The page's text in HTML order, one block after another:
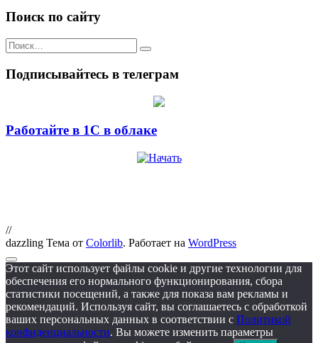
Поиск по сайту
Искать:
Подписывайтесь в телеграм
Работайте в 1С в облаке
//
dazzling Тема от Colorlib. Работает на WordPress
Этот сайт использует файлы cookie и другие технологии для
обеспечения его нормального функционирования, сбора
статистики посещений, а также для показа вам рекламы и
рекомендаций. Используя сайт, вы соглашаетесь с обработкой
ваших персональных данных в соответствии с Политикой
конфиденциальности. Вы можете изменить параметры